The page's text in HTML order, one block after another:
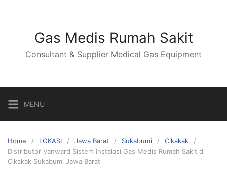
Gas Medis Rumah Sakit
Consultant & Supplier Medical Gas Equipment
MENU
Home LOKASI Jawa Barat Sukabumi
Cikakak
Distributor Vanward Sistem Instalasi Gas Medis Rumah Sakit di
Cikakak Sukabumi Jawa Barat